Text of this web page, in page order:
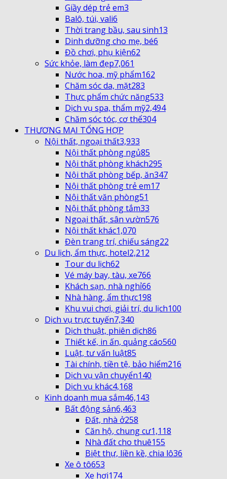
Giầy dép trẻ em3
Balô, túi, vali6
Thời trang bầu, sau sinh13
Dinh dưỡng cho mẹ, bé6
Đồ chơi, phụ kiện62
Sức khỏe, làm đẹp7,061
Nước hoa, mỹ phẩm162
Chăm sóc da, mặt283
Thực phẩm chức năng533
Dịch vụ spa, thẩm mỹ2,494
Chăm sóc tóc, cơ thể304
THƯƠNG MẠI TỔNG HỢP
Nội thất, ngoại thất3,933
Nội thất phòng ngủ85
Nội thất phòng khách295
Nội thất phòng bếp, ăn347
Nội thất phòng trẻ em17
Nội thất văn phòng51
Nội thất phòng tắm33
Ngoại thất, sân vườn576
Nội thất khác1,070
Đèn trang trí, chiếu sáng22
Du lịch, ẩm thực, hotel2,212
Tour du lịch62
Vé máy bay, tàu, xe766
Khách sạn, nhà nghỉ66
Nhà hàng, ẩm thực198
Khu vui chơi, giải trí, du lịch100
Dịch vụ trực tuyến7,340
Dịch thuật, phiên dịch86
Thiết kế, in ấn, quảng cáo560
Luật, tư vấn luật85
Tài chính, tiền tệ, bảo hiểm216
Dịch vụ vận chuyển140
Dịch vụ khác4,168
Kinh doanh mua sắm46,143
Bất động sản6,463
Đất, nhà ở258
Căn hộ, chung cư1,118
Nhà đất cho thuê155
Biệt thự, liền kề, chia lô36
Xe ô tô653
Xe hơi174